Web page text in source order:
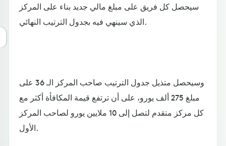
سيحصل كل فريق على مبلغ مالي جديد بناء على المركز
الذي سينهي فيه بجدول الترتيب النهائي.
وسيحصل متذيل جدول الترتيب صاحب المركز الـ 36 على
مبلغ 275 ألف يورو، على أن ترتفع قيمة المكافأة أكثر مع
كل مركز متقدم لتصل إلى 10 ملايين يورو لصاحب المركز
الأول.